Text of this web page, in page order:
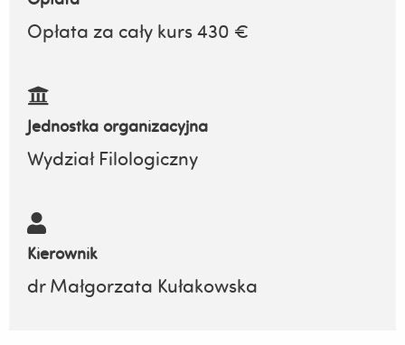
Opłata za cały kurs 430 €
Jednostka organizacyjna
Wydział Filologiczny
Kierownik
dr Małgorzata Kułakowska